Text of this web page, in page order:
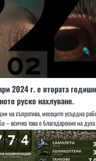
2024 г. е втората
руско нахлуване.
на съпротива, месеците усърдна
– всичко това е благодарение на